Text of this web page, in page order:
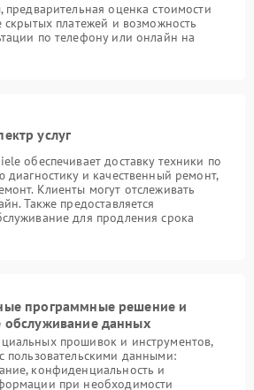
предварительная оценка стоимости
скрытых платежей и возможность
по телефону или онлайн на
услуг
обеспечивает доставку техники по
диагностику и качественный ремонт,
Клиенты могут отслеживать
Также предоставляется
для продления срока
программные решение и
обслуживание данных
прошивок и инструментов,
пользовательскими данными:
конфиденциальность и
при необходимости